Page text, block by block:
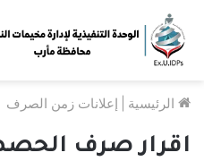
الرئيسية إعلانات زمن الصرف
اقرار صرف